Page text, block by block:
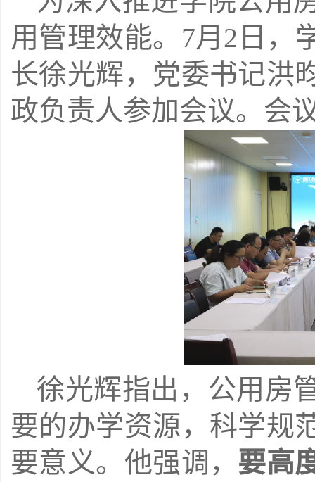
用管理效能。7月2日，
长徐光辉，党委书记洪
政负责人参加会议。会
徐光辉指出，公用房
要的办学资源，科学规
要意义。他强调， 要高